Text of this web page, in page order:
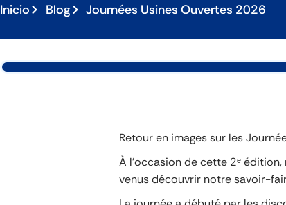
Inicio Blog Journées Usines Ouvertes 2026
Retour en images sur les
À l’occasion de cette 2ᵉ
venus découvrir notre savoir-